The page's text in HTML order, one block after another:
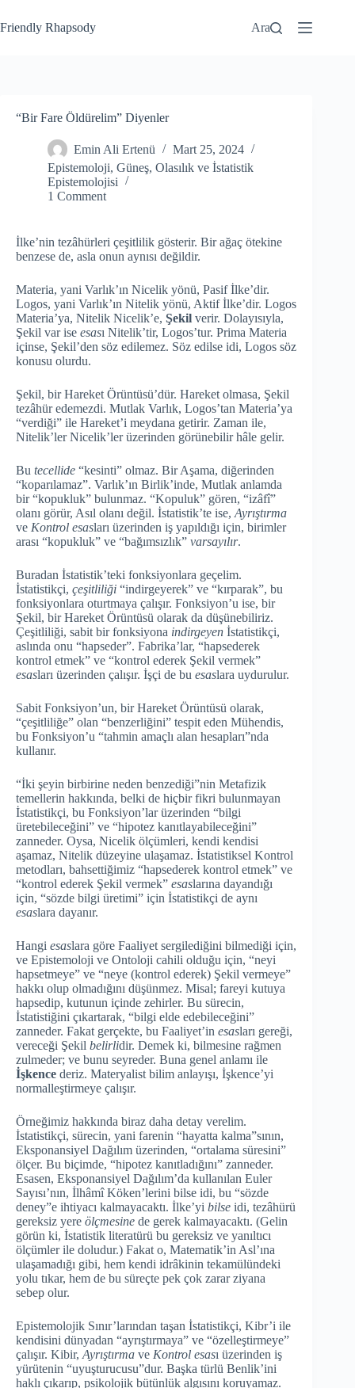
Friendly Rhapsody Ara
“Bir Fare Öldürelim” Diyenler
Emin Ali Ertenü
Mart 25, 2024
Epistemoloji, Güneş, Olasılık ve İstatistik
Epistemolojisi
1 Comment
İlke’nin tezâhürleri çeşitlilik gösterir. Bir ağaç ötekine
benzese de, asla onun aynısı değildir.
Materia, yani Varlık’ın Nicelik yönü, Pasif İlke’dir.
Logos, yani Varlık’ın Nitelik yönü, Aktif İlke’dir. Logos
Materia’ya, Nitelik Nicelik’e, Şekil verir. Dolayısıyla,
Şekil var ise esası Nitelik’tir, Logos’tur. Prima Materia
içinse, Şekil’den söz edilemez. Söz edilse idi, Logos söz
konusu olurdu.
Şekil, bir Hareket Örüntüsü’dür. Hareket olmasa, Şekil
tezâhür edemezdi. Mutlak Varlık, Logos’tan Materia’ya
“verdiği” ile Hareket’i meydana getirir. Zaman ile,
Nitelik’ler Nicelik’ler üzerinden görünebilir hâle gelir.
Bu tecellide “kesinti” olmaz. Bir Aşama, diğerinden
“koparılamaz”. Varlık’ın Birlik’inde, Mutlak anlamda
bir “kopukluk” bulunmaz. “Kopuluk” gören, “izâfî”
olanı görür, Asıl olanı değil. İstatistik’te ise, Ayrıştırma
ve Kontrol esasları üzerinden iş yapıldığı için, birimler
arası “kopukluk” ve “bağımsızlık” varsayılır.
Buradan İstatistik’teki fonksiyonlara geçelim.
İstatistikçi, çeşitliliği “indirgeyerek” ve “kırparak”, bu
fonksiyonlara oturtmaya çalışır. Fonksiyon’u ise, bir
Şekil, bir Hareket Örüntüsü olarak da düşünebiliriz.
Çeşitliliği, sabit bir fonksiyona indirgeyen İstatistikçi,
aslında onu “hapseder”. Fabrika’lar, “hapsederek
kontrol etmek” ve “kontrol ederek Şekil vermek”
esasları üzerinden çalışır. İşçi de bu esaslara uydurulur.
Sabit Fonksiyon’un, bir Hareket Örüntüsü olarak,
“çeşitliliğe” olan “benzerliğini” tespit eden Mühendis,
bu Fonksiyon’u “tahmin amaçlı alan hesapları”nda
kullanır.
“İki şeyin birbirine neden benzediği”nin Metafizik
temellerin hakkında, belki de hiçbir fikri bulunmayan
İstatistikçi, bu Fonksiyon’lar üzerinden “bilgi
üretebileceğini” ve “hipotez kanıtlayabileceğini”
zanneder. Oysa, Nicelik ölçümleri, kendi kendisi
aşamaz, Nitelik düzeyine ulaşamaz. İstatistiksel Kontrol
metodları, bahsettiğimiz “hapsederek kontrol etmek” ve
“kontrol ederek Şekil vermek” esaslarına dayandığı
için, “sözde bilgi üretimi” için İstatistikçi de aynı
esaslara dayanır.
Hangi esaslara göre Faaliyet sergilediğini bilmediği için,
ve Epistemoloji ve Ontoloji cahili olduğu için, “neyi
hapsetmeye” ve “neye (kontrol ederek) Şekil vermeye”
hakkı olup olmadığını düşünmez. Misal; fareyi kutuya
hapsedip, kutunun içinde zehirler. Bu sürecin,
İstatistiğini çıkartarak, “bilgi elde edebileceğini”
zanneder. Fakat gerçekte, bu Faaliyet’in esasları gereği,
vereceği Şekil belirlidir. Demek ki, bilmesine rağmen
zulmeder; ve bunu seyreder. Buna genel anlamı ile
İşkence deriz. Materyalist bilim anlayışı, İşkence’yi
normalleştirmeye çalışır.
Örneğimiz hakkında biraz daha detay verelim.
İstatistikçi, sürecin, yani farenin “hayatta kalma”sının,
Eksponansiyel Dağılım üzerinden, “ortalama süresini”
ölçer. Bu biçimde, “hipotez kanıtladığını” zanneder.
Esasen, Eksponansiyel Dağılım’da kullanılan Euler
Sayısı’nın, İlhâmî Köken’lerini bilse idi, bu “sözde
deney”e ihtiyacı kalmayacaktı. İlke’yi bilse idi, tezâhürü
gereksiz yere ölçmesine de gerek kalmayacaktı. (Gelin
görün ki, İstatistik literatürü bu gereksiz ve yanıltıcı
ölçümler ile doludur.) Fakat o, Matematik’in Asl’ına
ulaşamadığı gibi, hem kendi idrâkinin tekamülündeki
yolu tıkar, hem de bu süreçte pek çok zarar ziyana
sebep olur.
Epistemolojik Sınır’larından taşan İstatistikçi, Kibr’i ile
kendisini dünyadan “ayrıştırmaya” ve “özelleştirmeye”
çalışır. Kibir, Ayrıştırma ve Kontrol esası üzerinden iş
yürütenin “uyuşturucusu”dur. Başka türlü Benlik’ini
haklı çıkarıp, psikolojik bütünlük algısını koruyamaz.